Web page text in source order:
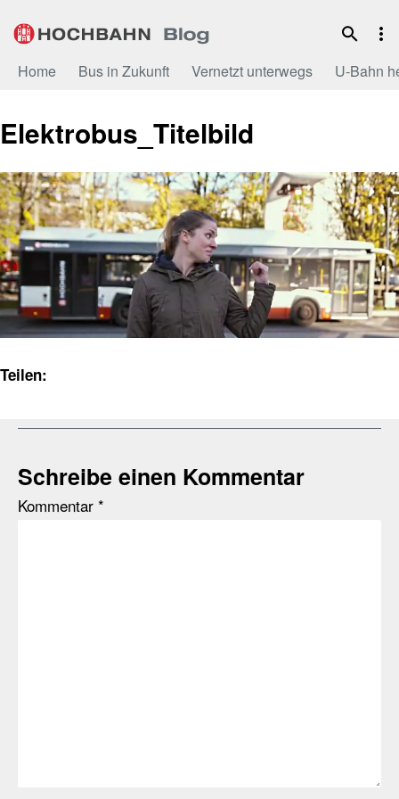
Inhalt
Home Bus in Zukunft Vernetzt unterwegs U-Bahn
Elektrobus_Titelbild
Teilen:
Schreibe einen Kommentar
Kommentar *